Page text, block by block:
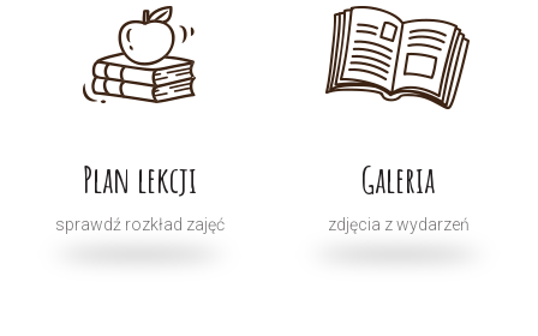
Plan lekcji
sprawdź rozkład zajęć
Galeria
zdjęcia z wydarzeń